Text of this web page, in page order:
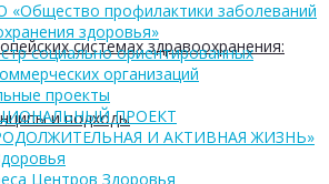
системах здравоохранения:
и подходы
«Общество профилактики заболеваний
здоровья»
социально ориентированных
организаций
проекты
ПРОЕКТ
И АКТИВНАЯ ЖИЗНЬ»
Центров Здоровья